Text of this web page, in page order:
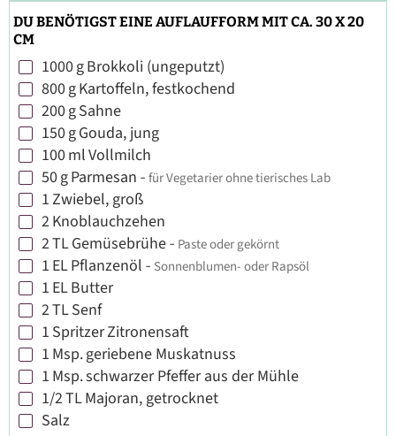
DU BENÖTIGST EINE AUFLAUFFORM MIT CA. 30 X 20
CM
▢
1000gBrokkoli (ungeputzt)
▢
800gKartoffeln, festkochend
▢
200gSahne
▢
150gGouda, jung
▢
100mlVollmilch
▢
50gParmesan - für Vegetarier ohne tierisches Lab
▢
1Zwiebel, groß
▢
2Knoblauchzehen
▢
2TLGemüsebrühe - Paste oder gekörnt
▢
1 ELPflanzenöl - Sonnenblumen- oder Rapsöl
▢
1 ELButter
▢
2TLSenf
▢
1 SpritzerZitronensaft
▢
1 Msp.geriebene Muskatnuss
▢
1 Msp.schwarzer Pfeffer aus der Mühle
▢
1/2TLMajoran, getrocknet
▢
Salz